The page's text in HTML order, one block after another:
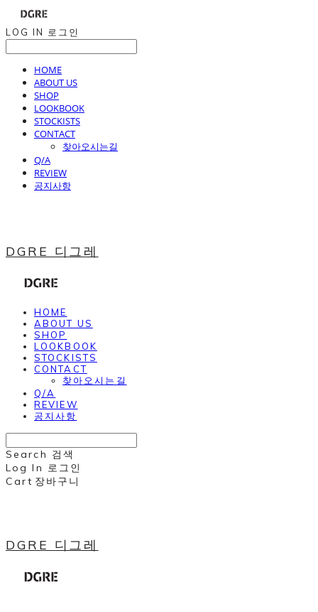
LOG IN 로그인
HOME
ABOUT US
SHOP
LOOKBOOK
STOCKISTS
CONTACT
찾아오시는길
Q/A
REVIEW
공지사항
DGRE 디그레
HOME
ABOUT US
SHOP
LOOKBOOK
STOCKISTS
CONTACT
찾아오시는길
Q/A
REVIEW
공지사항
Search 검색
Log In 로그인
Cart 장바구니
DGRE 디그레